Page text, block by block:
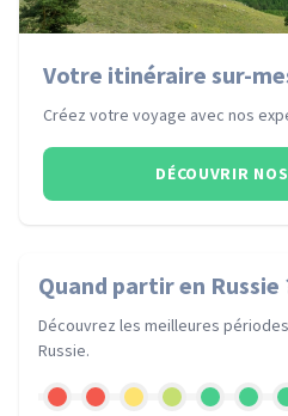
Votre itinéraire sur-
Créez votre voyage avec nos
DÉCOUVRIR
Quand partiren Russie
Découvrez les meilleures
Russie.